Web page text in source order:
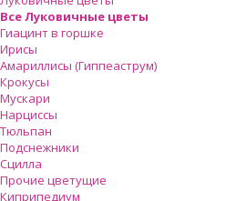
Все Луковичные цветы
Гиацинт в горшке
Ирисы
Амариллисы (Гиппеаструм)
Крокусы
Мускари
Нарциссы
Тюльпан
Подснежники
Сцилла
Прочие цветущие
Киприпедиум